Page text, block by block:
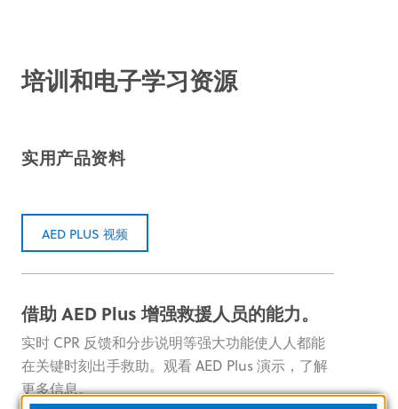
培训和电子学习资源
实用产品资料
AED PLUS 视频
借助 AED Plus 增强救援人员的能力。
实时 CPR 反馈和分步说明等强大功能使人人都能
在关键时刻出手救助。观看 AED Plus 演示，了解
更多信息。